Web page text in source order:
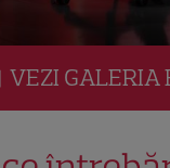
VEZI GALERIA